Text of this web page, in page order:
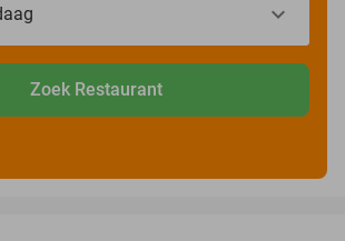
Zoek Restaurant